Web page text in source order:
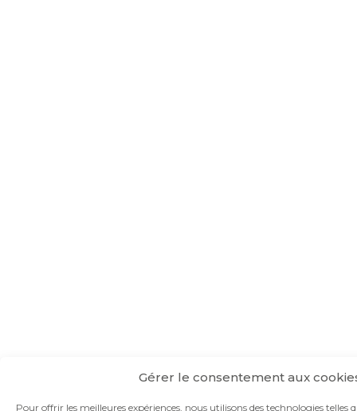
Gérer le consentement aux
Pour offrir les meilleures expériences, nous utilisons des technologies telles